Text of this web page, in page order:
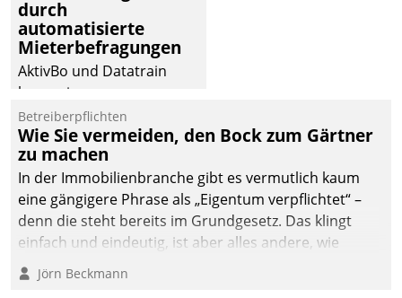
Wohnungsunternehmen
– und beschleunigt damit
den Weg vom
Mieteranliegen zum
durch
automatisierte
Mieterbefragungen
AktivBo und Datatrain
kooperieren –
Immobilienunternehmen
profitieren: Die nahtlose
Integration der Lösungen
von AktivBo und
Datatrain ermöglicht
automatisiert ausgelöste,
zielgerichtete
Mieterbefragungen – eine
starke Grundlage für
Betreiberpflichten
Wie Sie vermeiden, den Bock zum Gärtner
zu machen
In der Immobilienbranche gibt es vermutlich kaum
eine gängigere Phrase als „Eigentum verpflichtet“ –
denn die steht bereits im Grundgesetz. Das klingt
einfach und eindeutig, ist aber alles andere, wie
Branchenbeschäftigte wissen. Denn mit der
Verantwortung folgen Verpflichtungen.
Jörn Beckmann